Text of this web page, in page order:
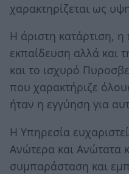
χαρακτηρίζεται ως
Η άριστη κατάρτιση, η
εκπαίδευση αλλά και
και το ισχυρό
που χαρακτήριζε
ήταν η εγγύηση για
Η Υπηρεσία
Ανώτερα και Ανώτατα
συμπαράσταση και